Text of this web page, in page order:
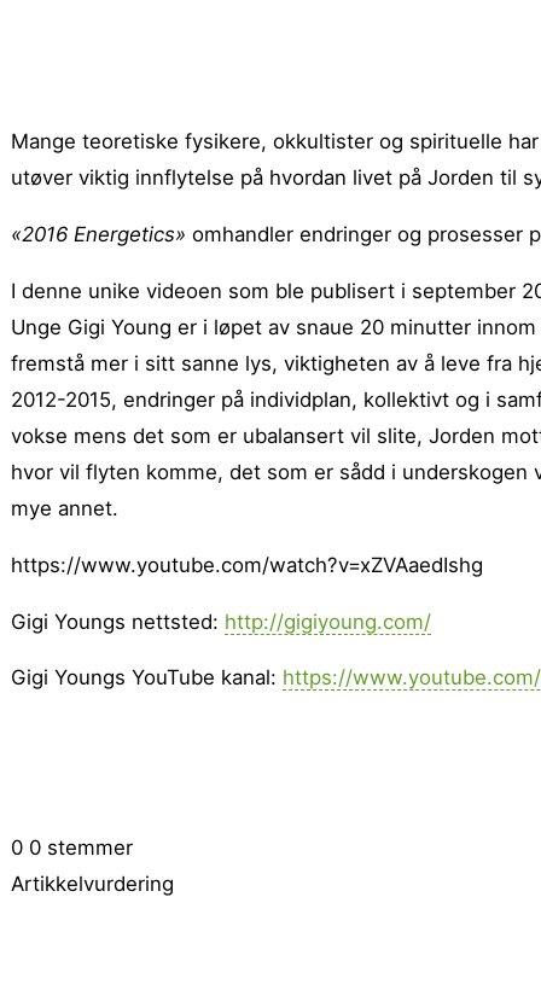
Mange teoretiske fysikere, okkultister og spirituelle
utøver viktig innflytelse på hvordan livet på Jorden til
«2016 Energetics» omhandler endringer og prosesser
I denne unike videoen som ble publisert i september
Unge Gigi Young er i løpet av snaue 20 minutter
fremstå mer i sitt sanne lys, viktigheten av å leve fra
2012-2015, endringer på individplan, kollektivt og i
vokse mens det som er ubalansert vil slite, Jorden
hvor vil flyten komme, det som er sådd i
mye annet.
https://www.youtube.com/watch?v=xZVAaedIshg
Gigi Youngs nettsted: http://gigiyoung.com/
Gigi Youngs YouTube kanal: https://
0 0 stemmer
Artikkelvurdering